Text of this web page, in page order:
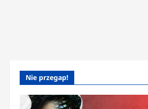
Nie przegap!